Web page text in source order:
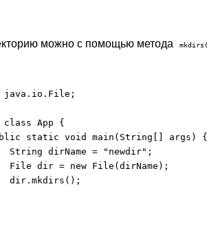
можно с помощью метода
java.io.File;
App {
static void main(String[] args) {
String dirName = "newdir";
File dir = new File(dirName);
dir.mkdirs();